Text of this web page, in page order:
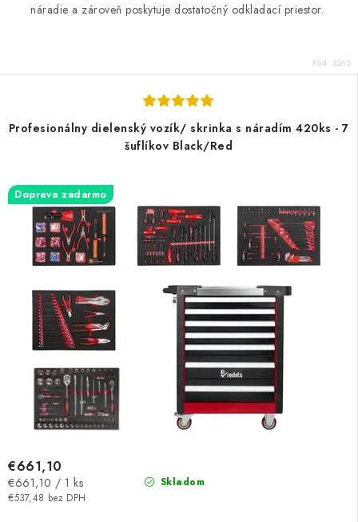
náradie a zároveň poskytuje dostatočný odkladací priestor.
Kód: 3263
Profesionálny dielenský vozík/ skrinka s náradím 420ks - 7
šuflíkov Black/Red
Doprava zadarmo
Skladom
€537,48 bez DPH
€661,10
Jednotková
cena:
€661,10 / 1 ks